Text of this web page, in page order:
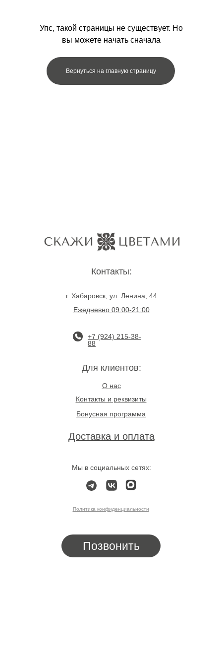
Упс, такой страницы не существует. Но
вы можете начать сначала
Вернуться на главную страницу
Контакты:
г. Хабаровск, ул. Ленина, 44
Ежедневно 09:00-21:00
Мы в социальных сетях:
+7 (924) 215-38-
88
Для клиентов:
О нас
Контакты и реквизиты
Бонусная программа
Доставка и оплата
Позвонить
Политика конфиденциальности